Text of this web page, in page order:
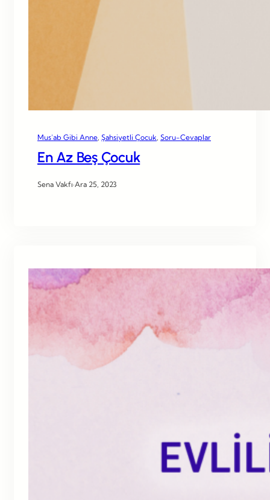
Mus’ab Gibi Anne Şahsiyetli Çocuk Soru-Cevaplar
En Az Beş Çocuk
Sena Vakfı·Ara 25, 2023